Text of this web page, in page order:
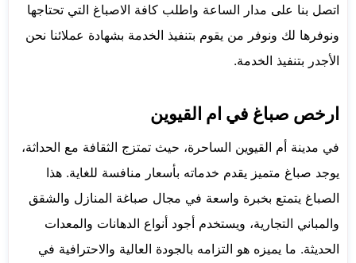
اتصل بنا على مدار الساعة واطلب كافة الاصباغ التي تحتاجها
ونوفرها لك ونوفر من يقوم بتنفيذ الخدمة بشهادة عملائنا نحن
الأجدر بتنفيذ الخدمة.
ارخص صباغ في ام القيوين
في مدينة أم القيوين الساحرة، حيث تمتزج الثقافة مع الحداثة،
يوجد صباغ متميز يقدم خدماته بأسعار منافسة للغاية. هذا
الصباغ يتمتع بخبرة واسعة في مجال صباغة المنازل والشقق
والمباني التجارية، ويستخدم أجود أنواع الدهانات والمعدات
الحديثة. ما يميزه هو التزامه بالجودة العالية والاحترافية في